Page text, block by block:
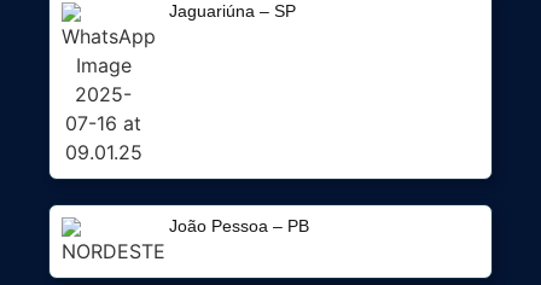
Jaguariúna – SP
João Pessoa – PB